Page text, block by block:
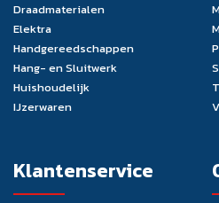
Draadmaterialen
Elektra
Handgereedschappen
Hang- en Sluitwerk
Huishoudelijk
IJzerwaren
Klantenservice